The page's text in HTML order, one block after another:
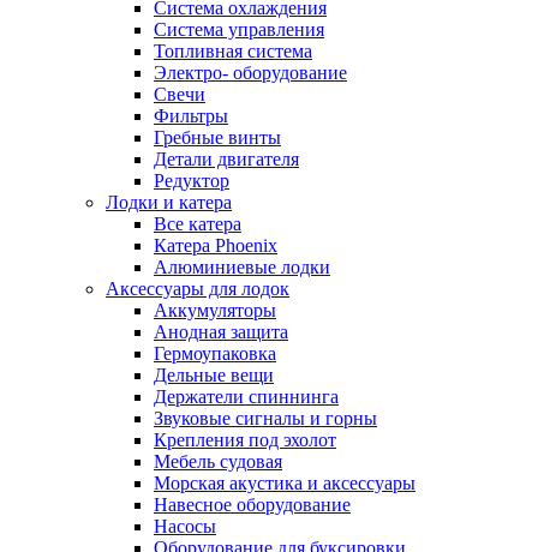
Система охлаждения
Система управления
Топливная система
Электро- оборудование
Свечи
Фильтры
Гребные винты
Детали двигателя
Редуктор
Лодки и катера
Все катера
Катера Phoenix
Алюминиевые лодки
Аксессуары для лодок
Аккумуляторы
Анодная защита
Гермоупаковка
Дельные вещи
Держатели спиннинга
Звуковые сигналы и горны
Крепления под эхолот
Мебель судовая
Морская акустика и аксессуары
Навесное оборудование
Насосы
Оборудование для буксировки